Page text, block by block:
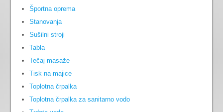
Športna oprema
Stanovanja
Sušilni stroji
Tabla
Tečaj masaže
Tisk na majice
Toplotna črpalka
Toplotna črpalka za sanitarno vodo